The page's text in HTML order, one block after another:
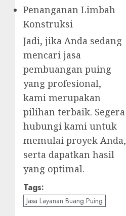
Penanganan Limbah
Konstruksi
Jadi, jika Anda sedang
mencari jasa
pembuangan puing
yang profesional,
kami merupakan
pilihan terbaik. Segera
hubungi kami untuk
memulai proyek Anda,
serta dapatkan hasil
yang optimal.
Tags:
Jasa Layanan Buang Puing